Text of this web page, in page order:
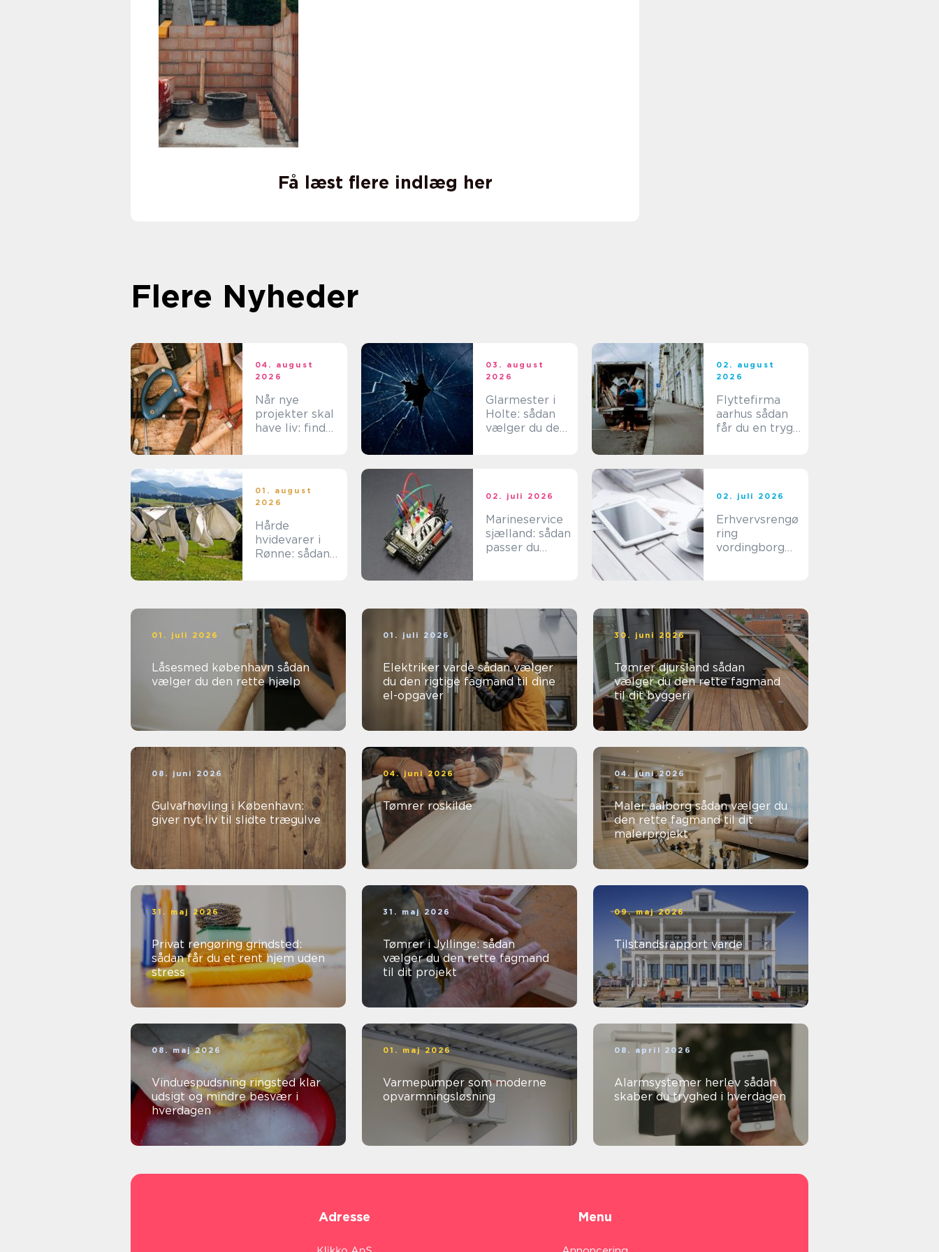
Få læst flere indlæg her
Flere Nyheder
04. august
2026
Når nye
projekter skal
have liv: find
03. august
2026
Glarmester i
Holte: sådan
vælger du den
02. august
2026
Flyttefirma
aarhus sådan
får du en tryg
01. august
2026
Hårde
hvidevarer i
Rønne: sådan
02. juli 2026
Marineservice
sjælland: sådan
passer du
02. juli 2026
Erhvervsrengø
ring
vordingborg
01. juli 2026
Låsesmed københavn sådan
vælger du den rette hjælp
01. juli 2026
Elektriker varde sådan vælger
du den rigtige fagmand til dine
el-opgaver
30. juni 2026
Tømrer djursland sådan
vælger du den rette fagmand
til dit byggeri
08. juni 2026
Gulvafhøvling i København:
giver nyt liv til slidte trægulve
04. juni 2026
Tømrer roskilde
04. juni 2026
Maler aalborg sådan vælger du
den rette fagmand til dit
malerprojekt
31. maj 2026
Privat rengøring grindsted:
sådan får du et rent hjem uden
stress
31. maj 2026
Tømrer i Jyllinge: sådan
vælger du den rette fagmand
til dit projekt
09. maj 2026
Tilstandsrapport varde
08. maj 2026
Vinduespudsning ringsted klar
udsigt og mindre besvær i
hverdagen
01. maj 2026
Varmepumper som moderne
opvarmningsløsning
08. april 2026
Alarmsystemer herlev sådan
skaber du tryghed i hverdagen
Adresse Menu